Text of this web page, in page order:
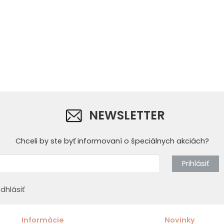
NEWSLETTER
Chceli by ste byť informovaní o špeciálnych akciách?
Prihlásiť
Informácie Novinky